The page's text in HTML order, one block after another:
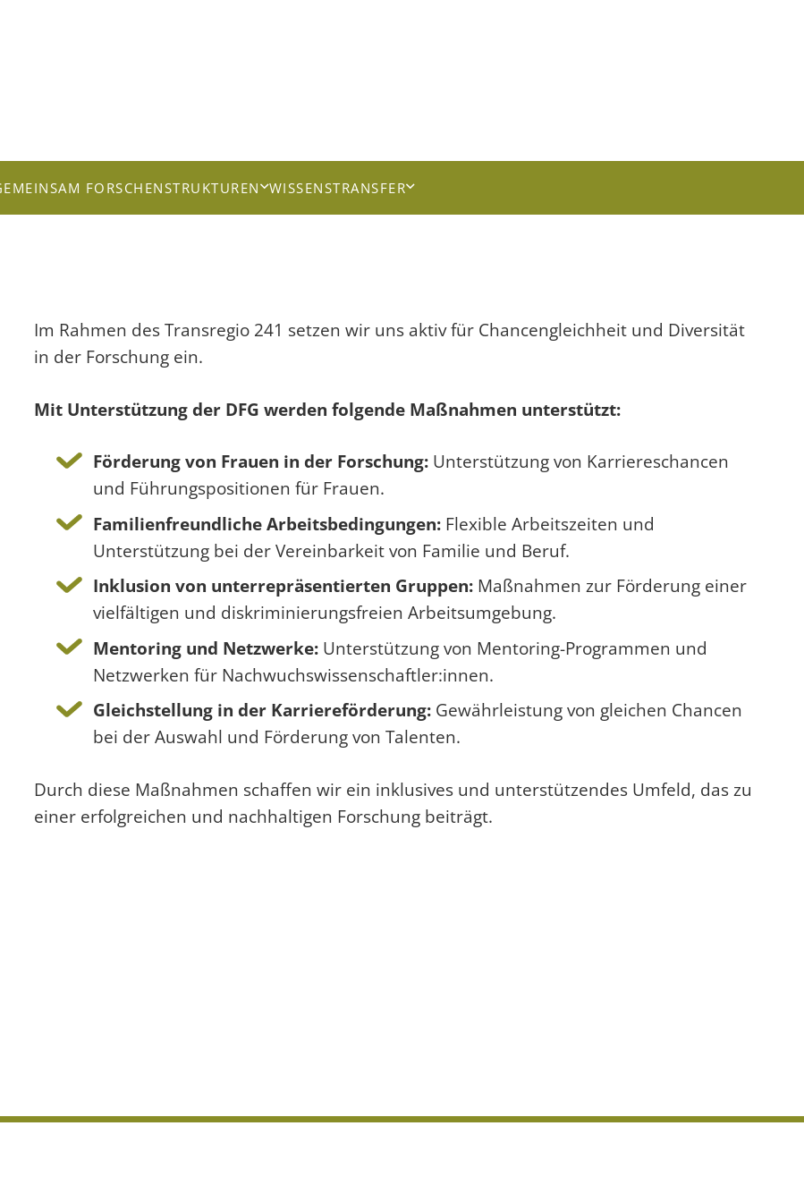
FORSCHENSTRUKTUREN WISSENSTRANSFER
Im Rahmen des Transregio 241 setzen wir uns aktiv für Chancengleichheit und Diversität
in der Forschung ein.
Mit Unterstützung der DFG werden folgende Maßnahmen unterstützt:
Förderung von Frauen in der Forschung: Unterstützung von Karriereschancen
und Führungspositionen für Frauen.
Familienfreundliche Arbeitsbedingungen: Flexible Arbeitszeiten und
Unterstützung bei der Vereinbarkeit von Familie und Beruf.
Inklusion von unterrepräsentierten Gruppen: Maßnahmen zur Förderung einer
vielfältigen und diskriminierungsfreien Arbeitsumgebung.
Mentoring und Netzwerke: Unterstützung von Mentoring-Programmen und
Netzwerken für Nachwuchswissenschaftler:innen.
Gleichstellung in der Karriereförderung: Gewährleistung von gleichen Chancen
bei der Auswahl und Förderung von Talenten.
Durch diese Maßnahmen schaffen wir ein inklusives und unterstützendes Umfeld, das zu
einer erfolgreichen und nachhaltigen Forschung beiträgt.